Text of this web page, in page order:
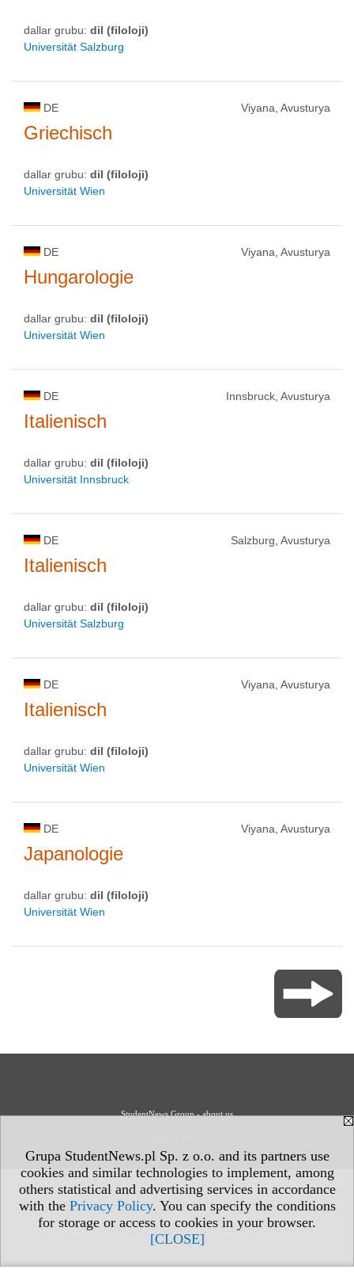
Grupa StudentNews.pl Sp. z o.o. and its partners use
cookies and similar technologies to implement, among
others statistical and advertising services in accordance
with the Privacy Policy. You can specify the conditions
for storage or access to cookies in your browser.
[CLOSE]
dallar grubu: dil (filoloji)
Universität Salzburg
DE Viyana, Avusturya
Griechisch
dallar grubu: dil (filoloji)
Universität Wien
DE Viyana, Avusturya
Hungarologie
dallar grubu: dil (filoloji)
Universität Wien
DE Innsbruck, Avusturya
Italienisch
dallar grubu: dil (filoloji)
Universität Innsbruck
DE Salzburg, Avusturya
Italienisch
dallar grubu: dil (filoloji)
Universität Salzburg
DE Viyana, Avusturya
Italienisch
dallar grubu: dil (filoloji)
Universität Wien
DE Viyana, Avusturya
Japanologie
dallar grubu: dil (filoloji)
Universität Wien
StudentNews Group - about us